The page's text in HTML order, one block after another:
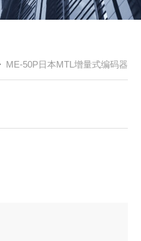
ME-50P日本MTL增量式编码器